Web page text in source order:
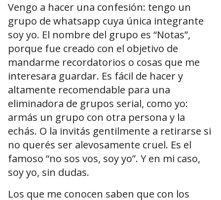
Vengo a hacer una confesión: tengo un
grupo de whatsapp cuya única integrante
soy yo. El nombre del grupo es “Notas”,
porque fue creado con el objetivo de
mandarme recordatorios o cosas que me
interesara guardar. Es fácil de hacer y
altamente recomendable para una
eliminadora de grupos serial, como yo:
armás un grupo con otra persona y la
echás. O la invitás gentilmente a retirarse si
no querés ser alevosamente cruel. Es el
famoso “no sos vos, soy yo”. Y en mi caso,
soy yo, sin dudas.
Los que me conocen saben que con los